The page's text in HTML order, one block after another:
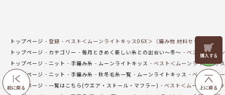
前に戻る
リリヤン
フェア
上に戻る
トップページ 登録
ベスト＜ムーンライトキッス06X＞（編み物 材料セット）
トップページ
カテゴリー 毎月ときめく新しい糸との出会い～冬～
ベスト＜ムー
トップページ
ニット 手編み糸 ムーンライトキッス
ベスト＜ムーンライトキッ
トップページ
ニット 手編み糸 秋冬毛糸一覧 ムーンライトキッス
ベスト＜ム
トップページ
一覧はこちら(ウエア・ストール・マフラー)
ベスト＜ムーンライト